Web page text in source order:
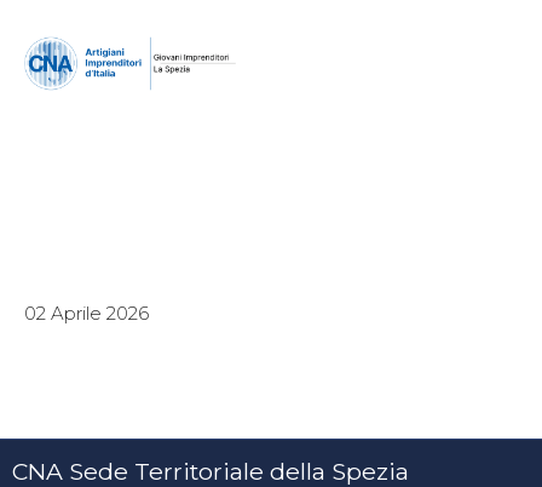
02 Aprile 2026
CNA Sede Territoriale della Spezia